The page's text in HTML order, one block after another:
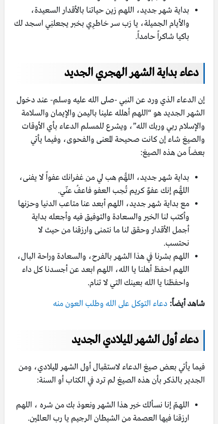
بداية شهر جديد، اللهم زين حياتنا بالأقدار السعيدة،
والأيام الجميلة، يـا رَب سر خاطرِي بخبر يجعلنِي اسجد لك
باكيا شاكراً حامداً.
دعاء بداية الشهر الهجري الجديد
إن الدعاء الذي ورد عن النبي -صلى الله عليه وسلم- عند دخول
الشهر الجديد هو “اللهم أهلله علينا باليمن والإيمان والسلامة
والإسلام ربي وربك الله”، ويشرع للمسلم الدعاء بأي الأوقات
والصيغ شاء إن كانت صحيحة المعنى والفحوى، وفيما يأتي
بعضاً من هذه الصيغ:
بداية شهر جديد، اللهُّم هب لي من غفرانك عفواً لا يفنى،
اللهُّم إنك عفوٌ كريم تُحِب العفو فاعفُ عنّي.
مع بداية شهر جديد، اللهم أبعد عنا متاعب الدنيا وحزنها
وأكتب لنا الخير والسعادة والتوفيق فيه وأجعله بداية
أجمل الأقدار وحقق لنا ما نتمنى وارزقنا من حيث لا
نحتسب.
اللهم بشرنا في هذا الشهر بالفرح، والسعادة وراحة البال،
اللهم احفظ أهلنا يا الله، اللهم ابعد عن أجسدنا كل داء
واحفظنا يا الله بعينك التي لا تنام.
شاهد أيضاً: دعاء التوكل على الله وطلب العون منه
دعاء أول الشهر الميلادي الجديد
فيما يأتي بعض صيغ الدعاء لاستقبال أول الشهر الميلادي، ومن
الجدير بالذكر بأن هذه الصيغ لم ترد في الكتاب أو السنة:
اللهمّ إنا نسألك خير هذا الشهر ونعوذ بك من شره ، اللهم
ارزقنا فيها العصمة من الشيطان الرجيم يا رب العالمين.